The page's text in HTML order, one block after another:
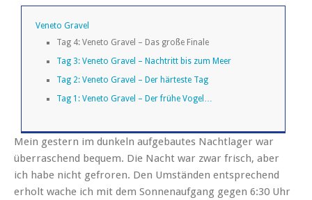
Veneto Gravel
Tag 4: Veneto Gravel – Das große Finale
Tag 3: Veneto Gravel – Nachtritt bis zum Meer
Tag 2: Veneto Gravel – Der härteste Tag
Tag 1: Veneto Gravel – Der frühe Vogel…
Mein gestern im dunkeln aufgebautes Nachtlager war
überraschend bequem. Die Nacht war zwar frisch, aber
ich habe nicht gefroren. Den Umständen entsprechend
erholt wache ich mit dem Sonnenaufgang gegen 6:30 Uhr